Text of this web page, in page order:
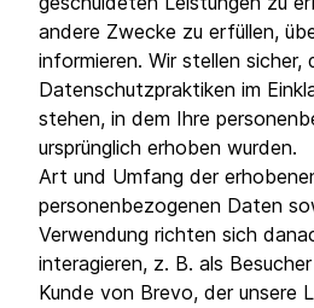
andere Zwecke zu erfüllen,
informieren. Wir stellen sicher,
Datenschutzpraktiken im
stehen, in dem Ihre
ursprünglich erhoben wurden.
Art und Umfang der
personenbezogenen Daten
Verwendung richten sich
interagieren, z. B. als
Kunde von Brevo, der unsere